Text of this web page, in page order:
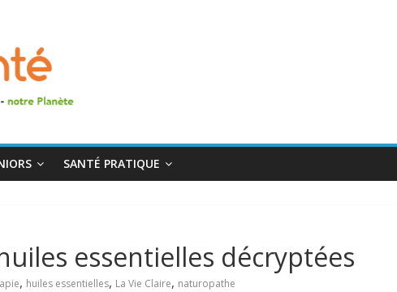
SANTÉ PRATIQUE
essentielles décryptées
, huiles essentielles, La Vie Claire, naturopathe